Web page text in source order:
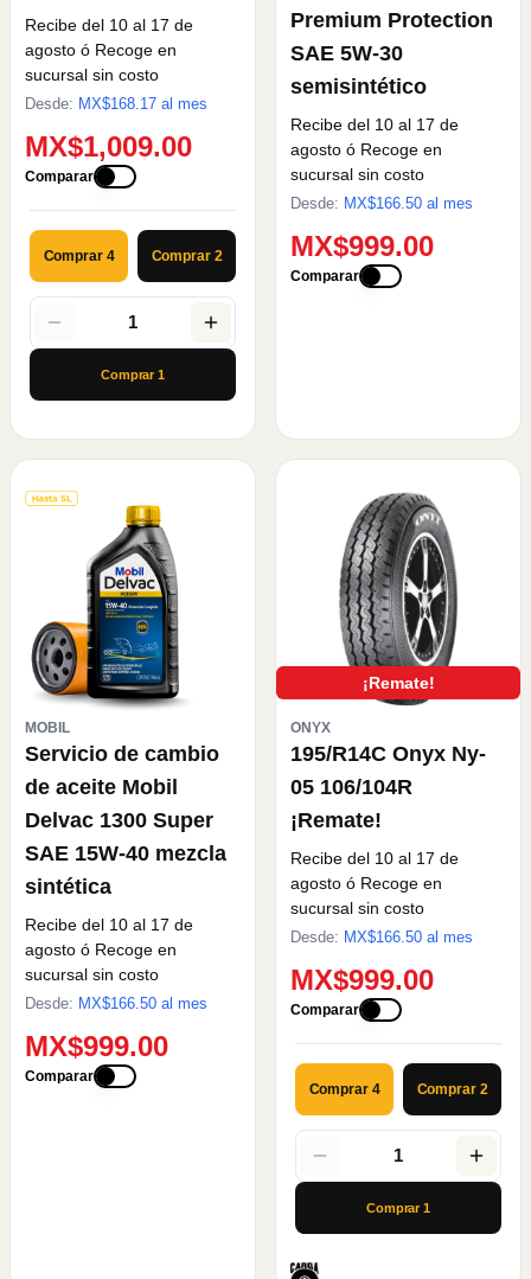
Recibe del 10 al 17 de
agosto ó Recoge en
sucursal sin costo
Desde: MX$168.17 al mes
MX$1,009.00
Comparar
Comprar 4 Comprar 2
1
Comprar1
Premium Protection
SAE 5W-30
semisintético
Recibe del 10 al 17 de
agosto ó Recoge en
sucursal sin costo
Desde: MX$166.50 al mes
MX$999.00
Comparar
MOBIL
Servicio de cambio
de aceite Mobil
Delvac 1300 Super
SAE 15W-40 mezcla
sintética
Recibe del 10 al 17 de
agosto ó Recoge en
sucursal sin costo
Desde: MX$166.50 al mes
MX$999.00
Comparar
¡Remate!
ONYX
195/R14C Onyx Ny-
05 106/104R
¡Remate!
Recibe del 10 al 17 de
agosto ó Recoge en
sucursal sin costo
Desde: MX$166.50 al mes
MX$999.00
Comparar
Comprar 4 Comprar 2
1
Comprar1